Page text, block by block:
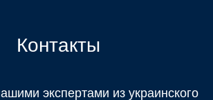
Контакты
экспертами из украинского